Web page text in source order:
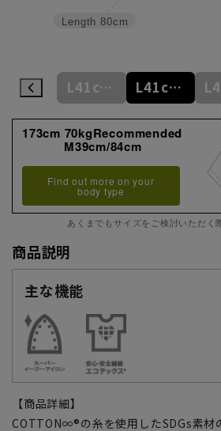
Length 80cm
L41cm/78cm L41cm/80cm L41cm/82cm
173cm 70kgRecommended
M39cm/84cm
Find out more on your
body type
あくまでもサイズをご検討いただく
商品説明
主な機能
【商品詳細】
COTTON∞®の糸を使用したSDGs素材